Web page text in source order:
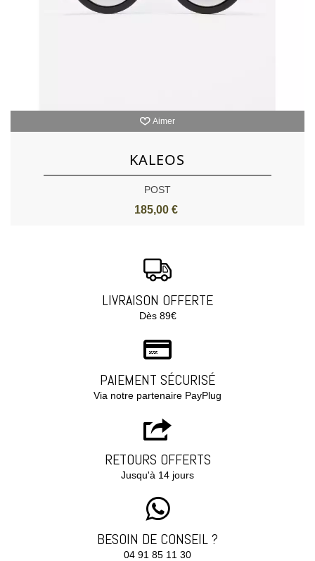
Aimer
KALEOS
POST
185,00 €
LIVRAISON OFFERTE
Dès 89€
PAIEMENT SÉCURISÉ
Via notre partenaire PayPlug
RETOURS OFFERTS
Jusqu'à 14 jours
BESOIN DE CONSEIL ?
04 91 85 11 30‬